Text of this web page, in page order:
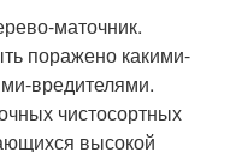
маточник.
поражено какими-
вредителями.
чистосортных
высокой